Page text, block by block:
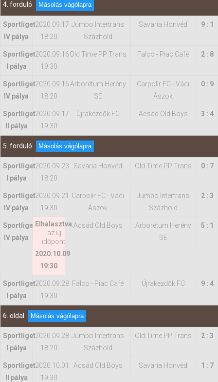
4. forduló Másolás vágólapra
Sportliget
IV pálya
2020.09.17
18:20
Jumbo Intertrans
Százhold
Savaria Honvéd 9 : 1
Sportliget
I pálya
2020.09.16
19:30
Old Time PP Trans Falco - Piac Café 2 : 8
Sportliget
IV pálya
2020.09.16
18:20
Arborétum Herény
SE
Carpolir FC - Váci
Ászok
0 : 9
Sportliget
II pálya
2020.09.17
19:30
Újrakezdők FC Acsád Old Boys 3 : 4
5. forduló Másolás vágólapra
Sportliget
I pálya
2020.09.23
18:20
Savaria Honvéd Old Time PP Trans 0 : 7
Sportliget
IV pálya
2020.09.21
19:30
Carpolir FC - Váci
Ászok
Jumbo Intertrans
Százhold
2 : 3
Sportliget
IV pálya
Elhalasztva
az új
időpont:
2020.10.09
19:30
Acsád Old Boys
Arborétum Herény
SE
5 : 1
Sportliget
I pálya
2020.09.28
19:30
Falco - Piac Café Újrakezdők FC 9 : 4
6. oldal Másolás vágólapra
Sportliget
I pálya
2020.09.28
18:20
Jumbo Intertrans
Százhold
Old Time PP Trans 2 : 3
Sportliget
II pálya
2020.10.01
19:30
Acsád Old Boys Savaria Honvéd 1 : 7